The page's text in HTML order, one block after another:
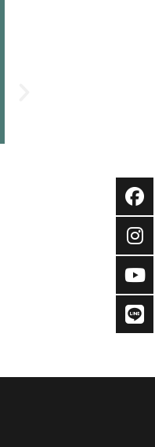
入口前的先行指南｜
發展中心【探索基礎